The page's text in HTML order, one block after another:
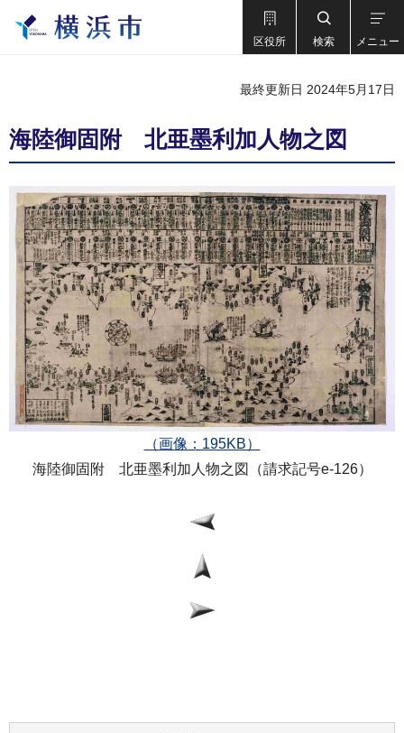
区役所 検索 メニュー
最終更新日 2024年5月17日
海陸御固附 北亜墨利加人物之図
（画像：195KB）
海陸御固附 北亜墨利加人物之図（請求記号e-126）